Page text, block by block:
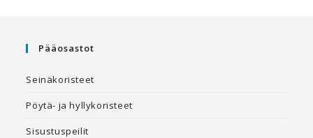
Pääosastot
Seinäkoristeet
Pöytä- ja hyllykoristeet
Sisustuspeilit